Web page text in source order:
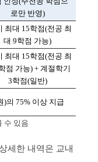
로만 반영)
최대 15학점(전공 최
대 9학점 가능)
최대 15학점(전공 최
점 가능) + 계절학기
3학점(일반)
)의 75% 이상 지급
수 있음
세한 내역은 교내